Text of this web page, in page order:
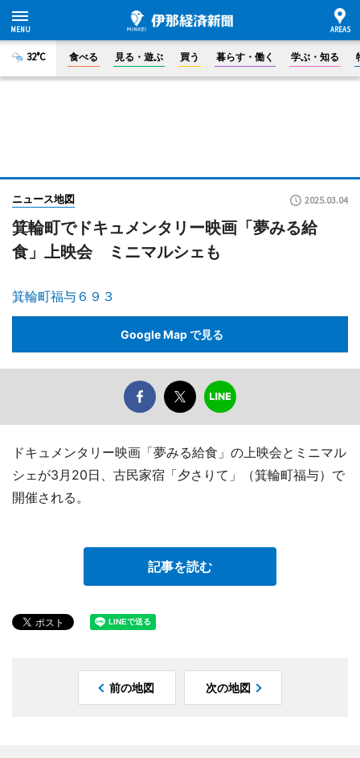
32°C 食べる 見る・遊ぶ 買う 暮らす・働く 学ぶ・知る
ニュース地図 2025.03.04
箕輪町でドキュメンタリー映画「夢みる給
食」上映会 ミニマルシェも
箕輪町福与６９３
Google Map で見る
ドキュメンタリー映画「夢みる給食」の上映会とミニマル
シェが3月20日、古民家宿「夕さりて」（箕輪町福与）で
開催される。
記事を読む
前の地図 次の地図